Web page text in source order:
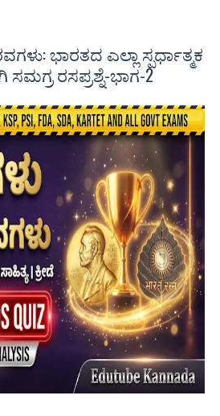
ಭಾರತದ ಎಲ್ಲಾ ಸ್ಪರ್ಧಾತ್ಮಕ
ಸಮಗ್ರ ರಸಪ್ರಶ್ನೆ-ಭಾಗ-2